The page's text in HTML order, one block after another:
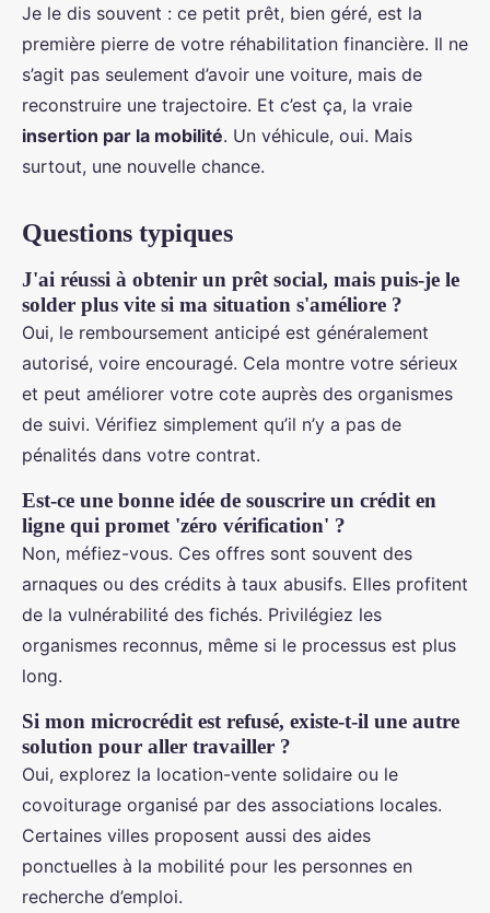
Je le dis souvent : ce petit prêt, bien géré, est la
première pierre de votre réhabilitation financière. Il ne
s’agit pas seulement d’avoir une voiture, mais de
reconstruire une trajectoire. Et c’est ça, la vraie
insertion par la mobilité. Un véhicule, oui. Mais
surtout, une nouvelle chance.
Questions typiques
J'ai réussi à obtenir un prêt social, mais puis-je le
solder plus vite si ma situation s'améliore ?
Oui, le remboursement anticipé est généralement
autorisé, voire encouragé. Cela montre votre sérieux
et peut améliorer votre cote auprès des organismes
de suivi. Vérifiez simplement qu’il n’y a pas de
pénalités dans votre contrat.
Est-ce une bonne idée de souscrire un crédit en
ligne qui promet 'zéro vérification' ?
Non, méfiez-vous. Ces offres sont souvent des
arnaques ou des crédits à taux abusifs. Elles profitent
de la vulnérabilité des fichés. Privilégiez les
organismes reconnus, même si le processus est plus
long.
Si mon microcrédit est refusé, existe-t-il une autre
solution pour aller travailler ?
Oui, explorez la location-vente solidaire ou le
covoiturage organisé par des associations locales.
Certaines villes proposent aussi des aides
ponctuelles à la mobilité pour les personnes en
recherche d’emploi.